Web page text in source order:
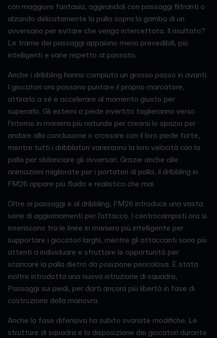
con maggiore fantasia, aggirandoli con passaggi filtranti o
alzando delicatamente la palla sopra la gamba di un
avversario per evitare che venga intercettata. Il risultato?
Le trame dei passaggi appaiono meno prevedibili, più
intelligenti e varie rispetto al passato.
Anche i dribbling hanno compiuto un grosso passo in avanti.
I giocatori ora possono puntare il proprio marcatore,
attirarlo a sé e accelerare al momento giusto per
superarlo. Gli esterni a piede invertito taglieranno verso
l'interno in maniera più naturale per crearsi lo spazio per
andare alla conclusione o crossare con il loro piede forte,
mentre tutti i dribblatori varieranno la loro velocità con la
palla per sbilanciare gli avversari. Grazie anche alle
animazioni migliorate per i portatori di palla, il dribbling in
FM26 appare più fluido e realistico che mai.
Oltre ai passaggi e al dribbling, FM26 introduce una vasta
serie di aggiornamenti per l'attacco. I centrocampisti ora si
inseriscono tra le linee in maniera più intelligente per
supportare i giocatori larghi, mentre gli attaccanti sono più
attenti a individuare e sfruttare le opportunità per
scaricare la palla dietro da posizione pericolosa. È stata
inoltre introdotta una nuova istruzione di squadra,
Passaggi sui piedi, per darti ancora più libertà in fase di
costruzione della manovra.
Anche la fase difensiva ha subito svariate modifiche. Le
strutture di squadra e la disposizione dei giocatori durante